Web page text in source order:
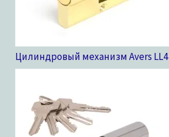
Цилиндровый механизм Avers LL4